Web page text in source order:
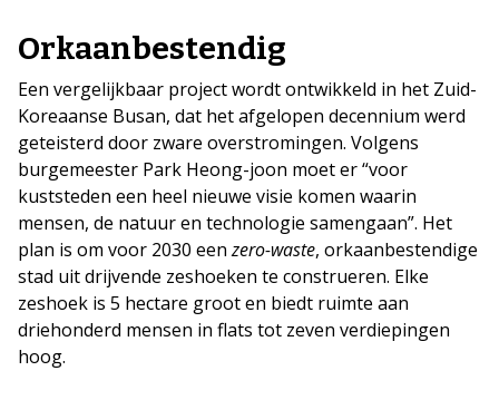
Orkaanbestendig
Een vergelijkbaar project wordt ontwikkeld in het Zuid-
Koreaanse Busan, dat het afgelopen decennium werd
geteisterd door zware overstromingen. Volgens
burgemeester Park Heong-joon moet er “voor
kuststeden een heel nieuwe visie komen waarin
mensen, de natuur en technologie samengaan”. Het
plan is om voor 2030 eenzero-waste, orkaanbestendige
stad uit drijvende zeshoeken te construeren. Elke
zeshoek is 5 hectare groot en biedt ruimte aan
driehonderd mensen in flats tot zeven verdiepingen
hoog.